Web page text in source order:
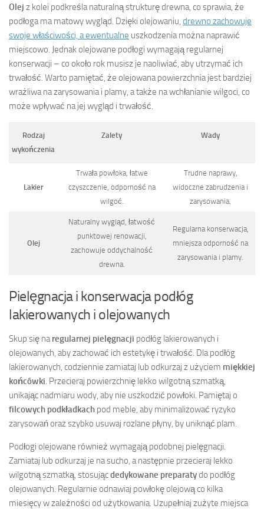
Olej z kolei podkreśla naturalną strukturę drewna, co sprawia, że
podłoga ma matowy wygląd. Dzięki olejowaniu, drewno zachowuje
swoje właściwości, a ewentualne uszkodzenia można naprawić
miejscowo. Jednak olejowane podłogi wymagają regularnej
konserwacji – co około rok musisz je naoliwiać, aby utrzymać ich
trwałość. Warto pamiętać, że olejowana powierzchnia jest bardziej
wrażliwa na zarysowania i plamy, a także na wchłanianie wilgoci, co
może wpływać na jej wygląd i trwałość.
Rodzaj
wykończenia
Zalety Wady
Lakier
Trwała powłoka, łatwe
czyszczenie, odporność na
wilgoć.
Trudne naprawy,
widoczne zabrudzenia i
zarysowania.
Olej
Naturalny wygląd, łatwość
punktowej renowacji,
zachowuje oddychalność
drewna.
Regularna konserwacja,
mniejsza odporność na
zarysowania i plamy.
Pielęgnacja i konserwacja podłóg
lakierowanych i olejowanych
Skup się na regularnej pielęgnacji podłóg lakierowanych i
olejowanych, aby zachować ich estetykę i trwałość. Dla podłóg
lakierowanych, codziennie zamiataj lub odkurzaj z użyciem miękkiej
końcówki . Przecieraj powierzchnię lekko wilgotną szmatką,
unikając nadmiaru wody, aby nie uszkodzić powłoki. Pamiętaj o
filcowych podkładkach pod meble, aby minimalizować ryzyko
zarysowań oraz szybko usuwaj rozlane płyny, by uniknąć plam.
Podłogi olejowane również wymagają podobnej pielęgnacji.
Zamiataj lub odkurzaj je na sucho, a następnie przecieraj lekko
wilgotną szmatką, stosującdedykowane preparatydo podłóg
olejowanych. Regularnie odnawiaj powłokę olejową co kilka
miesięcy w zależności od użytkowania. Uzupełniaj zużyte miejsca